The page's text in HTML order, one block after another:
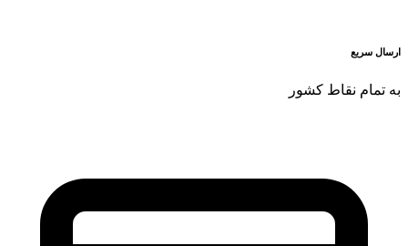
ارسال سریع
به تمام نقاط کشور